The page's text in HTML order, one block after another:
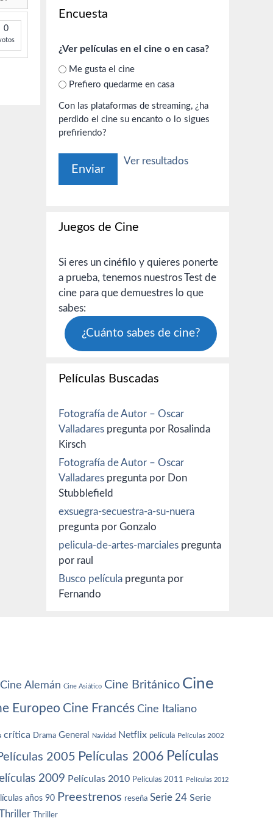
0
Encuesta
¿Ver películas en el cine o en casa?
Me gusta el cine
Prefiero quedarme en casa
Con las plataformas de streaming, ¿ha
perdido el cine su encanto o lo sigues
prefiriendo?
Ver resultados
Juegos de Cine
Si eres un cinéfilo y quieres ponerte
a prueba, tenemos nuestros Test de
cine para que demuestres lo que
sabes:
¿Cuánto sabes de cine?
Películas Buscadas
Fotografía de Autor – Oscar
Valladares pregunta por Rosalinda
Kirsch
Fotografía de Autor – Oscar
Valladares pregunta por Don
Stubblefield
exsuegra-secuestra-a-su-nuera
pregunta por Gonzalo
pelicula-de-artes-marciales pregunta
por raul
Busco película pregunta por
Fernando
Cine Alemán Cine Asiático Cine Británico Cine
Europeo Cine Francés Cine Italiano
crítica Drama General Navidad Netflix película Películas 2002
2005 Películas 2006 Películas
2009 Películas 2010 Películas 2011 Películas 2012
años 90 Preestrenos reseña Serie 24 Serie
Thriller